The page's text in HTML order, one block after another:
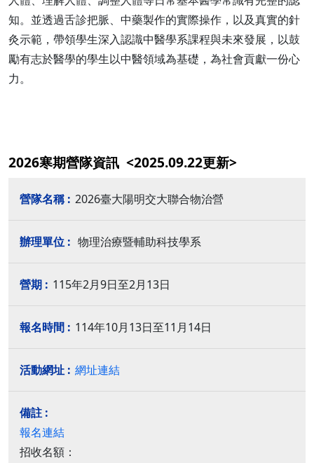
知。並透過舌診把脈、中藥製作的實際操作，以及真實的針
灸示範，帶領學生深入認識中醫學系課程與未來發展，以鼓
勵有志於醫學的學生以中醫領域為基礎，為社會貢獻一份心
力。
2026寒期營隊資訊 <2025.09.22更新>
2026臺大陽明交大聯合物治營
物理治療暨輔助科技學系
115年2月9日至2月13日
114年10月13日至11月14日
網址連結
報名連結
招收名額：